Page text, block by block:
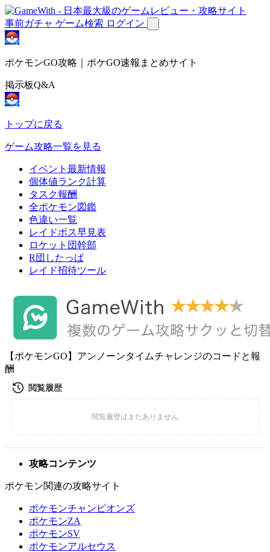
事前ガチャ ゲーム検索 ログイン
ポケモンGO攻略｜ポケGO速報まとめサイト
掲示板Q&A
トップに戻る
ゲーム攻略一覧を見る
イベント最新情報
個体値ランク計算
タスク報酬
全ポケモン図鑑
色違い一覧
レイドボス早見表
ロケット団幹部
R団したっぱ
レイド招待ツール
【ポケモンGO】アンノーンタイムチャレンジのコードと報
酬
攻略コンテンツ
ポケモン関連の攻略サイト
ポケモンチャンピオンズ
ポケモンZA
ポケモンSV
ポケモンアルセウス